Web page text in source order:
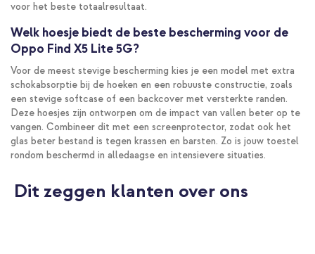
voor het beste totaalresultaat.
Welk hoesje biedt de beste bescherming voor de
Oppo Find X5 Lite 5G?
Voor de meest stevige bescherming kies je een model met extra
schokabsorptie bij de hoeken en een robuuste constructie, zoals
een stevige softcase of een backcover met versterkte randen.
Deze hoesjes zijn ontworpen om de impact van vallen beter op te
vangen. Combineer dit met een screenprotector, zodat ook het
glas beter bestand is tegen krassen en barsten. Zo is jouw toestel
rondom beschermd in alledaagse en intensievere situaties.
Dit zeggen klanten over ons